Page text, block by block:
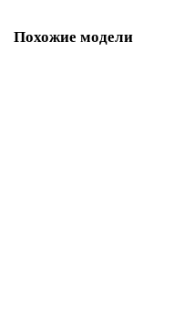
Похожие модели